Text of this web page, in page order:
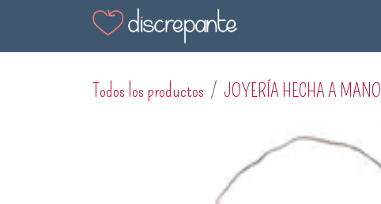
Todos los productos JOYERÍA HECHA A MANO